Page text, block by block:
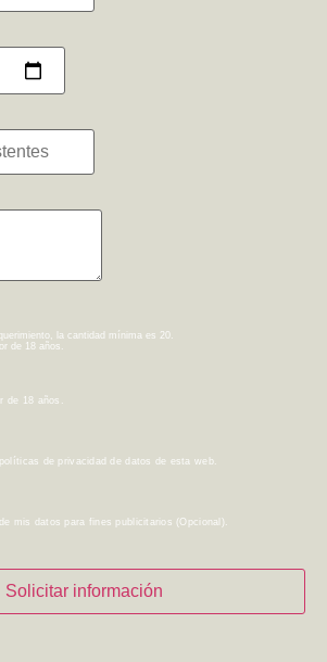
la cantidad mínima es 20.
de 18 años.
de 18 años.
de privacidad de datos de esta web.
mis datos para fines publicitarios (Opcional).
Solicitar información